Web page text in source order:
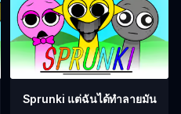
Sprunki แต่ฉันได้ทำลายมัน